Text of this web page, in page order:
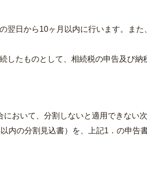
日から10ヶ月以内に行います。また
たものとして、相続税の申告及び納
おいて、分割しないと適用できない
の分割見込書）を、上記1．の申告